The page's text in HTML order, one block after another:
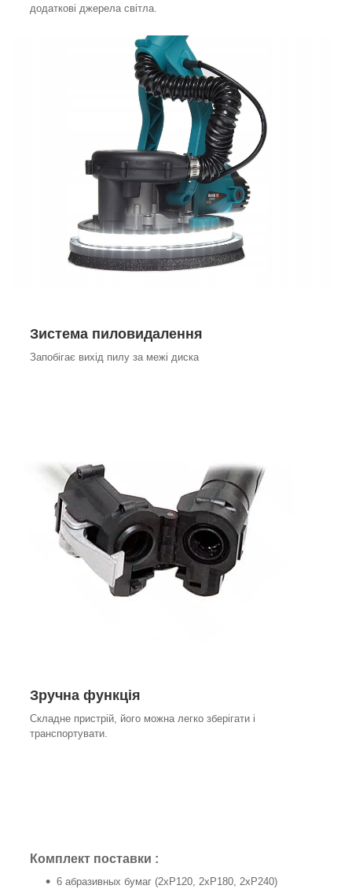
додаткові джерела світла.
Зистема пиловидалення
Запобігає вихід пилу за межі диска
Зручна функція
Складне пристрій, його можна легко зберігати і
транспортувати.
Комплект поставки :
6 абразивных бумаг (2xP120, 2xP180, 2xP240)